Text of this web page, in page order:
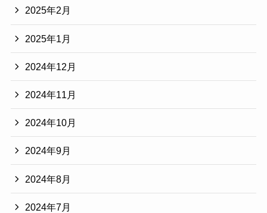
2025年2月
2025年1月
2024年12月
2024年11月
2024年10月
2024年9月
2024年8月
2024年7月